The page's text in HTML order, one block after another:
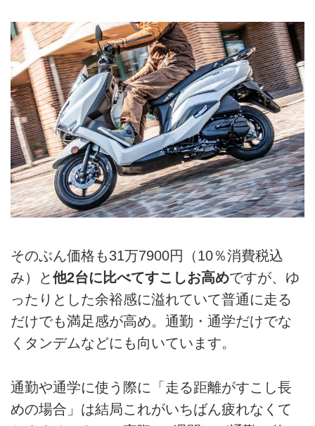
そのぶん価格も31万7900円（10％消費税込
み）と他2台に比べてすこしお高めですが、ゆ
ったりとした余裕感に溢れていて普通に走る
だけでも満足感が高め。通勤・通学だけでな
くタンデムなどにも向いています。
通勤や通学に使う際に「走る距離がすこし長
めの場合」は結局これがいちばん疲れなくて